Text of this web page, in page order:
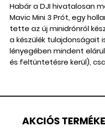
Habár a DJI hivatalosan
Mavic Mini 3 Prót, egy
tette az új minidrónról
a készülék tulajdonságait
lényegében mindent
és feltüntetésre kerül),
AKCIÓS